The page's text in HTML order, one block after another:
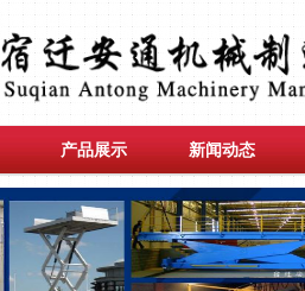
产品展示 新闻动态